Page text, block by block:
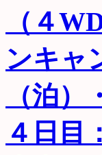
（４
ンキャ
（泊）
４日目